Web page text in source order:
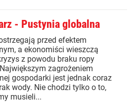
- Pustynia globalna
przed efektem
a ekonomiści wieszczą
z powodu braku ropy
zagrożeniem
gospodarki jest jednak coraz
wody. Nie chodzi tylko o to,
musieli...